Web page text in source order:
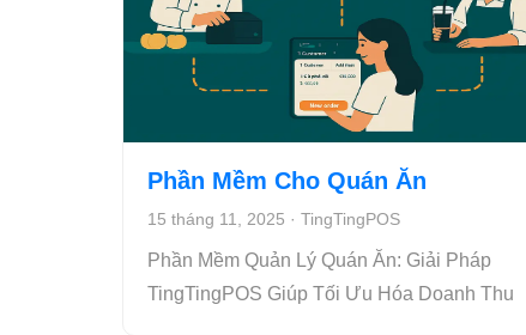
Phần Mềm Cho Quán Ăn
15 tháng 11, 2025 · TingTingPOS
Phần Mềm Quản Lý Quán Ăn: Giải Pháp
TingTingPOS Giúp Tối Ưu Hóa Doanh Thu